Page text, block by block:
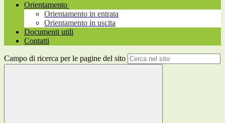
Orientamento
Orientamento in entrata
Orientamento in uscita
Documenti utili
Contatti
Campo di ricerca per le pagine del sito